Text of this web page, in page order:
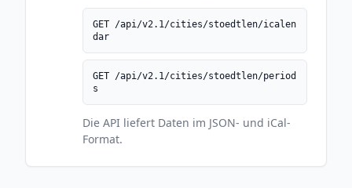
GET /api/v2.1/cities/stoedtlen/icalen
dar
GET /api/v2.1/cities/stoedtlen/period
s
Die API liefert Daten im JSON- und iCal-
Format.